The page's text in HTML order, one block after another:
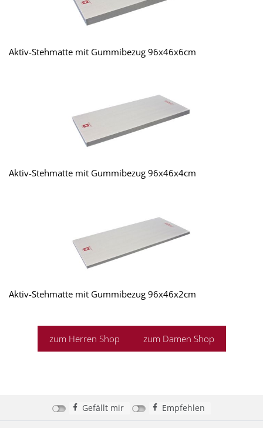
Aktiv-Stehmatte mit Gummibezug 96x46x6cm
Aktiv-Stehmatte mit Gummibezug 96x46x4cm
Aktiv-Stehmatte mit Gummibezug 96x46x2cm
zum Herren Shop zum Damen Shop
Gefällt mir Empfehlen